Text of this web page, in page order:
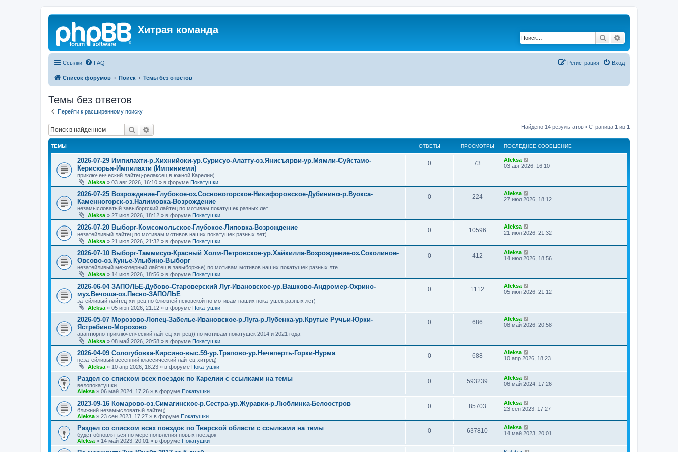
Хитрая команда
Поиск
Ссылки FAQ Вход
Регистрация
Список форумов Поиск Темы без ответов
Темы без ответов
Перейти к расширенному поиску
Поиск Найдено 14 результатов • Страница 1 из 1
ТЕМЫ ОТВЕТЫ ПРОСМОТРЫ ПОСЛЕДНЕЕ СООБЩЕНИЕ
2026-07-29 Импилахти-р.Хихнийоки-ур.Сурисуо-Алатту-оз.Янисъярви-ур.Мямли-Суйстамо-
Керисюрья-Импилахти (Импиниеми)
приключенческий лайтец-релаксец в южной Карелии)
Aleksa » 03 авг 2026, 16:10 » в форуме Покатушки
0 73
Aleksa
03 авг 2026, 16:10
2026-07-25 Возрождение-Глубокое-оз.Сосновогорское-Никифоровское-Дубинино-р.Вуокса-
Каменногорск-оз.Налимовка-Возрождение
незамысловатый завыборгский лайтец по мотивам покатушек разных лет
Aleksa » 27 июл 2026, 18:12 » в форуме Покатушки
0 224
Aleksa
27 июл 2026, 18:12
2026-07-20 Выборг-Комсомольское-Глубокое-Липовка-Возрождение
незатейливый лайтец по мотивам мотивов наших покатушек разных лет)
Aleksa » 21 июл 2026, 21:32 » в форуме Покатушки
0 10596
Aleksa
21 июл 2026, 21:32
2026-07-10 Выборг-Таммисуо-Красный Холм-Петровское-ур.Хайкилла-Возрождение-оз.Соколиное-
Овсово-оз.Кунье-Улыбино-Выборг
незатейливый межозерный лайтец в завыборжье) по мотивам мотивов наших покатушек разных лте
Aleksa » 14 июл 2026, 18:56 » в форуме Покатушки
0 412
Aleksa
14 июл 2026, 18:56
2026-06-04 ЗАПОЛЬЕ-Дубово-Староверский Луг-Ивановское-ур.Вашково-Андромер-Охрино-
муз.Вечоша-оз.Песно-ЗАПОЛЬЕ
затейливый лайтец-хитрец по ближней псковской по мотивам наших покатушек разных лет)
Aleksa » 05 июн 2026, 21:12 » в форуме Покатушки
0 1112
Aleksa
05 июн 2026, 21:12
2026-05-07 Морозово-Лопец-Забелье-Ивановское-р.Луга-р.Лубенка-ур.Крутые Ручьи-Юрки-
Ястребино-Морозово
авантюрно-приключенческий лайтец-хитрец)) по мотивам покатушек 2014 и 2021 года
Aleksa » 08 май 2026, 20:58 » в форуме Покатушки
0 686
Aleksa
08 май 2026, 20:58
2026-04-09 Сологубовка-Кирсино-выс.59-ур.Трапово-ур.Нечеперть-Горки-Нурма
незатейливый весенний классический лайтец-хитрец)
Aleksa » 10 апр 2026, 18:23 » в форуме Покатушки
0 688
Aleksa
10 апр 2026, 18:23
Раздел со списком всех поездок по Карелии с ссылками на темы
велопокатушки
Aleksa » 06 май 2024, 17:26 » в форуме Покатушки
0 593239
Aleksa
06 май 2024, 17:26
2023-09-16 Комарово-оз.Симагинское-р.Сестра-ур.Журавки-р.Люблинка-Белоостров
ближний незамысловатый лайтец)
Aleksa » 23 сен 2023, 17:27 » в форуме Покатушки
0 85703
Aleksa
23 сен 2023, 17:27
Раздел со списком всех поездок по Тверской области с ссылками на темы
будет обновляться по мере появления новых поездок
Aleksa » 14 май 2023, 20:01 » в форуме Покатушки
0 637810
Aleksa
14 май 2023, 20:01